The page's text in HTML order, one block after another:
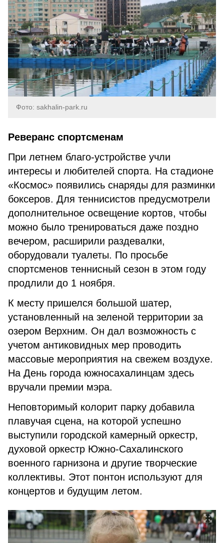
Фото: sakhalin-park.ru
Реверанс спортсменам
При летнем благо-устройстве учли
интересы и любителей спорта. На стадионе
«Космос» появились снаряды для разминки
боксеров. Для теннисистов предусмотрели
дополнительное освещение кортов, чтобы
можно было тренироваться даже поздно
вечером, расширили раздевалки,
оборудовали туалеты. По просьбе
спортсменов теннисный сезон в этом году
продлили до 1 ноября.
К месту пришелся большой шатер,
установленный на зеленой территории за
озером Верхним. Он дал возможность с
учетом антиковидных мер проводить
массовые мероприятия на свежем воздухе.
На День города южносахалинцам здесь
вручали премии мэра.
Неповторимый колорит парку добавила
плавучая сцена, на которой успешно
выступили городской камерный оркестр,
духовой оркестр Южно-Сахалинского
военного гарнизона и другие творческие
коллективы. Этот понтон используют для
концертов и будущим летом.